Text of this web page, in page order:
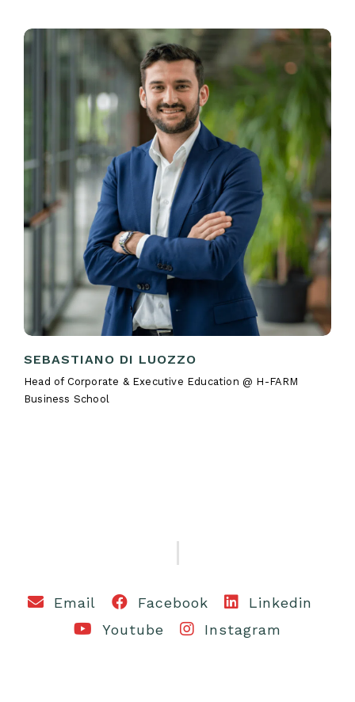
SEBASTIANO DI LUOZZO
Head of Corporate & Executive Education @ H-FARM
Business School
Email Facebook
Linkedin
Youtube
Instagram